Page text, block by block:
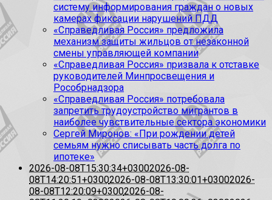
систему информирования граждан о новых
камерах фиксации нарушений ПДД
«Справедливая Россия» предложила
механизм защиты жильцов от незаконной
смены управляющей компании
«Справедливая Россия» призвала к отставке
руководителей Минпросвещения и
Рособрнадзора
«Справедливая Россия» потребовала
запретить трудоустройство мигрантов в
наиболее чувствительные сектора экономики
Сергей Миронов: «При рождении детей
семьям нужно списывать часть долга по
ипотеке»
2026-08-08T15:30:34+03002026-08-
08T14:20:51+03002026-08-08T13:30:01+03002026-
08-08T12:20:09+03002026-08-